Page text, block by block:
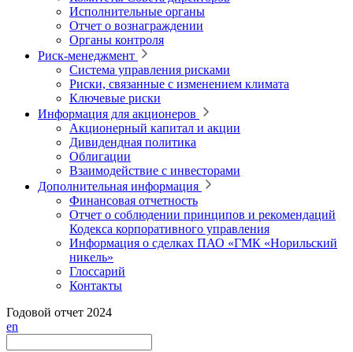
Исполнительные органы
Отчет о вознаграждении
Органы контроля
Риск-менеджмент
Система управления рисками
Риски, связанные с изменением климата
Ключевые риски
Информация для акционеров
Акционерный капитал и акции
Дивидендная политика
Облигации
Взаимодействие с инвесторами
Дополнительная информация
Финансовая отчетность
Отчет о соблюдении принципов и рекомендаций
Кодекса корпоративного управления
Информация о сделках ПАО «ГМК «Норильский
никель»
Глоссарий
Контакты
Годовой отчет 2024
en